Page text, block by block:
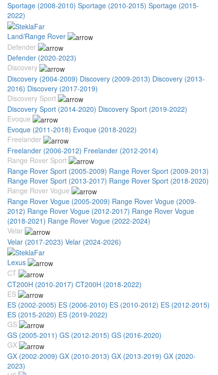
Sportage (2008-2010) Sportage (2010-2015) Sportage (2015-
2022)
Land/Range Rover
Defender
Defender (2020-2023)
Discovery
Discovery (2004-2009) Discovery (2009-2013) Discovery (2013-
2016) Discovery (2017-2019)
Discovery Sport
Discovery Sport (2014-2020) Discovery Sport (2019-2022)
Evoque
Evoque (2011-2018) Evoque (2018-2022)
Freelander
Freelander (2006-2012) Freelander (2012-2014)
Range Rover Sport
Range Rover Sport (2005-2009) Range Rover Sport (2009-2013)
Range Rover Sport (2013-2017) Range Rover Sport (2018-2020)
Range Rover Vogue
Range Rover Vogue (2005-2009) Range Rover Vogue (2009-
2012) Range Rover Vogue (2012-2017) Range Rover Vogue
(2018-2021) Range Rover Vogue (2022-2024)
Velar
Velar (2017-2023) Velar (2024-2026)
Lexus
CT
CT200H (2010-2017) CT200H (2018-2022)
ES
ES (2002-2005) ES (2006-2010) ES (2010-2012) ES (2012-2015)
ES (2015-2020) ES (2019-2022)
GS
GS (2005-2011) GS (2012-2015) GS (2016-2020)
GX
GX (2002-2009) GX (2010-2013) GX (2013-2019) GX (2020-
2023)